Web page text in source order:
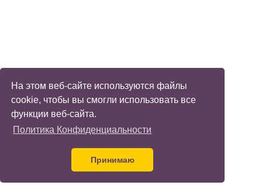
На этом веб-сайте используются файлы
cookie, чтобы вы смогли использовать все
функции веб-сайта.
Политика Конфиденциальности
Принимаю